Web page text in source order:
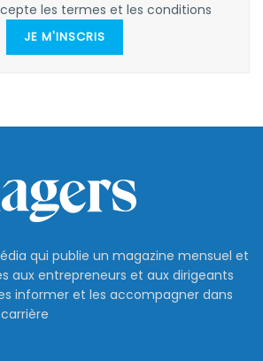
les termes et les conditions
JE M'INSCRIS
qui publie un magazine mensuel et
aux entrepreneurs et aux dirigeants
informer et les accompagner dans